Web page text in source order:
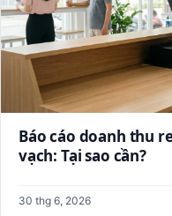
Báo cáo doanh thu
vạch: Tại sao cần?
30 thg 6, 2026